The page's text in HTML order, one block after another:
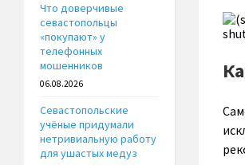
Что доверчивые
севастопольцы
«покупают» у
телефонных
мошенников
06.08.2026
Севастопольские
учёные придумали
нетривиальную работу
для ушастых медуз